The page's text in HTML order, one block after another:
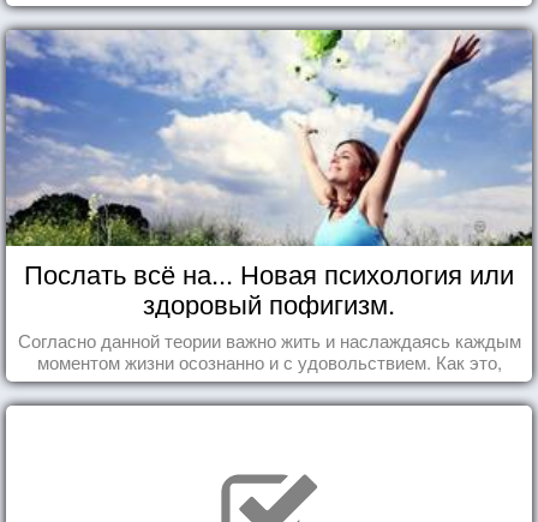
Послать всё на... Новая психология или
здоровый пофигизм.
Согласно данной теории важно жить и наслаждаясь каждым
моментом жизни осознанно и с удовольствием. Как это,
попробуем разобраться на реальных примерах.